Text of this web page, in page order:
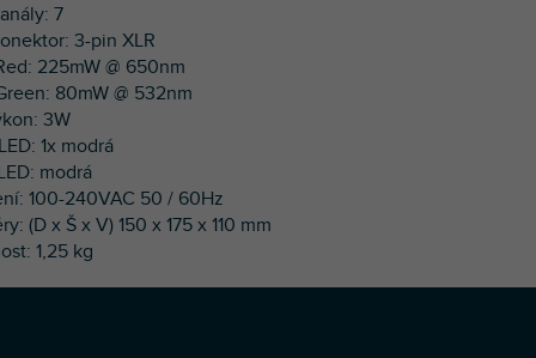
7
3-pin XLR
225mW @ 650nm
80mW @ 532nm
3W
1x modrá
modrá
100-240VAC 50 / 60Hz
(D x Š x V) 150 x 175 x 110 mm
1,25 kg